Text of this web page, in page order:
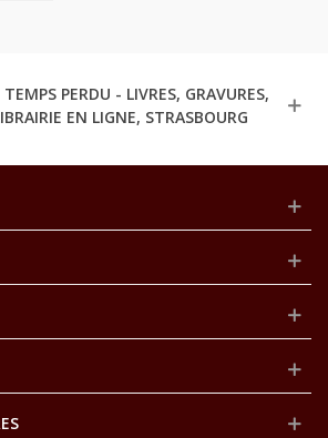
PERDU - LIVRES, GRAVURES,
EN LIGNE, STRASBOURG